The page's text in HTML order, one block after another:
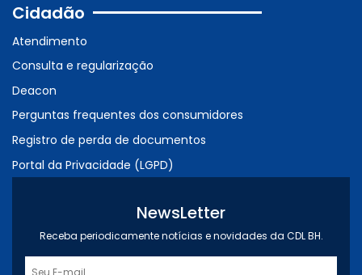
Cidadão
Atendimento
Consulta e regularização
Deacon
Perguntas frequentes dos consumidores
Registro de perda de documentos
Portal da Privacidade (LGPD)
NewsLetter
Receba periodicamente notícias e novidades da CDL BH.